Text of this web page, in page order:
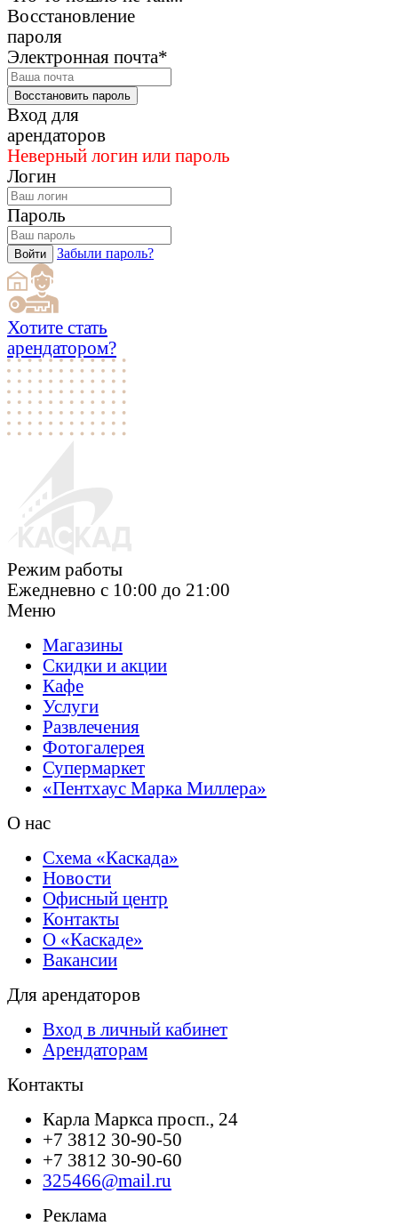
Восстановление
пароля
Электронная почта*
Восстановить пароль
Вход для
арендаторов
Неверный логин или пароль
Логин
Пароль
Войти Забыли пароль?
Хотите стать
арендатором?
Режим работы
Ежедневно c 10:00 до 21:00
Меню
Магазины
Скидки и акции
Кафе
Услуги
Развлечения
Фотогалерея
Супермаркет
«Пентхаус Марка Миллера»
О нас
Схема «Каскада»
Новости
Офисный центр
Контакты
О «Каскаде»
Вакансии
Для арендаторов
Вход в личный кабинет
Арендаторам
Контакты
Карла Маркса просп., 24
+7 3812 30-90-50
+7 3812 30-90-60
325466@mail.ru
Реклама